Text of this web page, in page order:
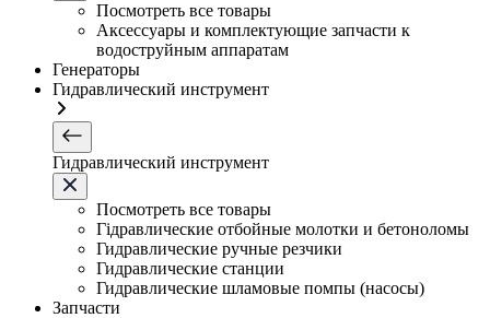
Посмотреть все товары
Аксессуары и комплектующие запчасти к
водоструйным аппаратам
Генераторы
Гидравлический инструмент
Гидравлический инструмент
Посмотреть все товары
Гідравлические отбойные молотки и бетоноломы
Гидравлические ручные резчики
Гидравлические станции
Гидравлические шламовые помпы (насосы)
Запчасти